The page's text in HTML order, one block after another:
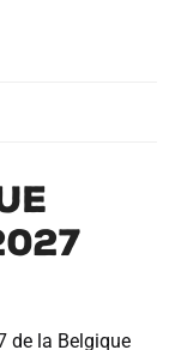
de la Belgique